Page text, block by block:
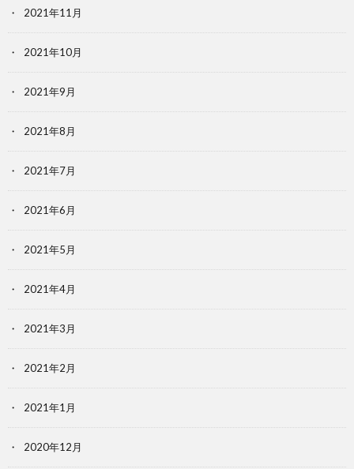
2021年11月
2021年10月
2021年9月
2021年8月
2021年7月
2021年6月
2021年5月
2021年4月
2021年3月
2021年2月
2021年1月
2020年12月